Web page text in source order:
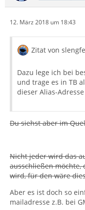
12. März 2018 um 18:43
Zitat von slengfe
Dazu lege ich bei
und trage es in TB
dieser Alias-
Du siehst aber im
Nicht jeder wird das
ausschließen möchte,
wird, für den wäre
Aber es ist doch so
mailadresse z.B. bei